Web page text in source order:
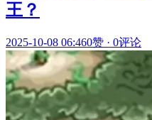
王？
2025-10-08 06:460赞 · 0评论